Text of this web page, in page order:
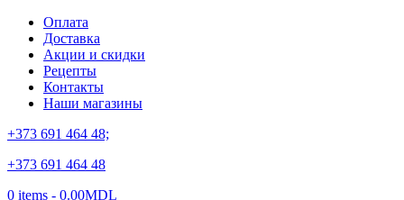
Оплата
Доставка
Акции и скидки
Рецепты
Контакты
Наши магазины
+373 691 464 48;
+373 691 464 48
0 items - 0.00MDL